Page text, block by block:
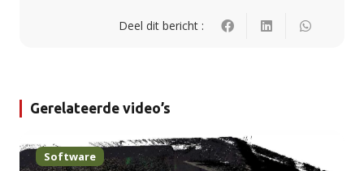
Deel dit bericht :
Gerelateerde video’s
Software